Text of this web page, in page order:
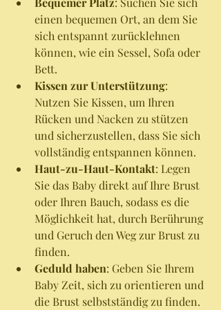
einen bequemen Ort, an dem Sie
sich entspannt zurücklehnen
können, wie ein Sessel, Sofa oder
Bett.
Kissen zur Unterstützung:
Nutzen Sie Kissen, um Ihren
Rücken und Nacken zu stützen
und sicherzustellen, dass Sie sich
vollständig entspannen können.
Haut-zu-Haut-Kontakt: Legen
Sie das Baby direkt auf Ihre Brust
oder Ihren Bauch, sodass es die
Möglichkeit hat, durch Berührung
und Geruch den Weg zur Brust zu
finden.
Geduld haben: Geben Sie Ihrem
Baby Zeit, sich zu orientieren und
die Brust selbstständig zu finden.